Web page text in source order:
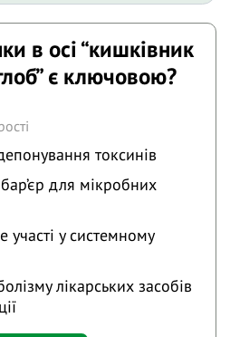
в осі “кишківник
є ключовою?
токсинів
для мікробних
у системному
лікарських засобів